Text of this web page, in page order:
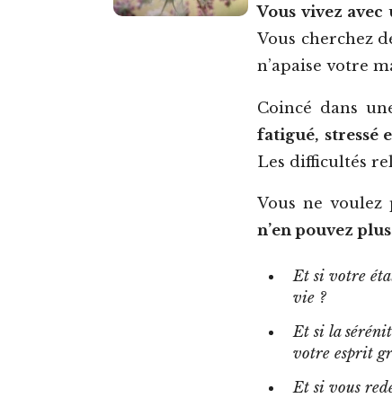
Vous vivez
Vous cherchez
n’apaise votre
Coincé dans
fatigué, stressé
Les difficultés
Vous ne
n’en pouvez plus
Et si votre
vie ?
Et si la
votre esprit
Et si vous